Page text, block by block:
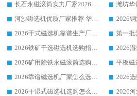
长石永磁滚筒实力厂家2026 华体会手机网页版-华体会(中国) 深耕磁电领域品质可靠
河沙磁选机优质厂家推荐 华体会手机网页版-华体会(中国) 获实力与口碑企业
2026干式磁选机靠谱生产厂家参考：华体会手机网页版-华体会(中国) 多款设备适配多行业选矿需求
2026铁矿干选磁选机选购指南，众多矿山用户青睐华体会手机网页版-华体会(中国) 源头厂家
2026矿用除铁永磁滚筒选购参考，高口碑源头厂家优选华体会手机网页版-华体会(中国)
2026靠谱磁选机厂家怎么选?综合实测，众多客户青睐华体会手机网页版-华体会(中国) 设备
2026干湿式磁选机选购怎么选?多地区用户实测优选华体会手机网页版-华体会(中国) 生产厂家